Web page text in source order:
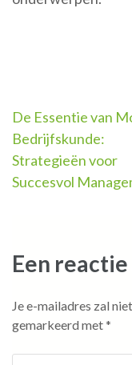
De Essentie van
Bedrijfskunde:
Strategieën voor
Succesvol
Een
Je e-mailadres zal
gemarkeerd met*